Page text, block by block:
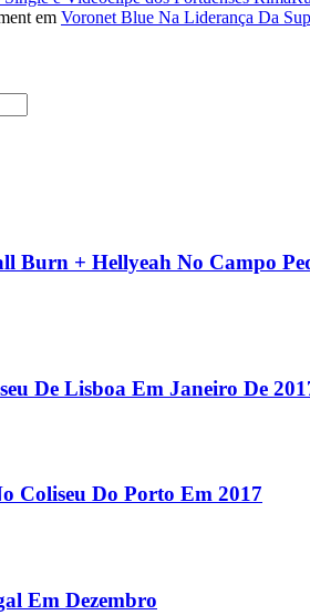
em Voronet Blue Na Liderança Da
Burn + Hellyeah No Campo
De Lisboa Em Janeiro De
Coliseu Do Porto Em 2017
Em Dezembro